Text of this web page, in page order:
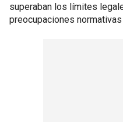
superaban los límites
preocupaciones